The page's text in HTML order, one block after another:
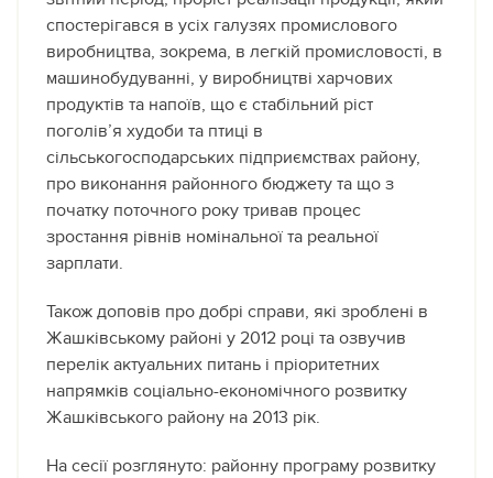
спостерігався в усіх галузях промислового
виробництва, зокрема, в легкій промисловості, в
машинобудуванні, у виробництві харчових
продуктів та напоїв, що є стабільний ріст
поголів’я худоби та птиці в
сільськогосподарських підприємствах району,
про виконання районного бюджету та що з
початку поточного року тривав процес
зростання рівнів номінальної та реальної
зарплати.
Також доповів про добрі справи, які зроблені в
Жашківському районі у 2012 році та озвучив
перелік актуальних питань і пріоритетних
напрямків соціально-економічного розвитку
Жашківського району на 2013 рік.
На сесії розглянуто: районну програму розвитку